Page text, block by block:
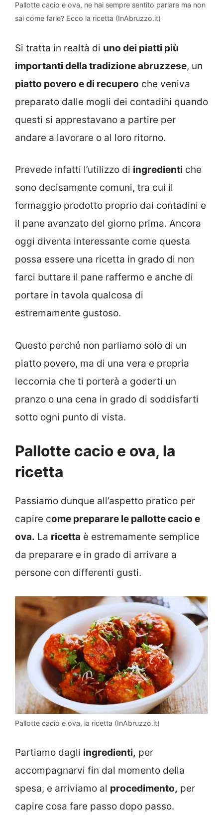
Pallotte cacio e ova, ne hai sempre sentito parlare ma non
sai come farle? Ecco la ricetta (InAbruzzo.it)
Si tratta in realtà di uno dei piatti più
importanti della tradizione abruzzese, un
piatto povero e di recupero che veniva
preparato dalle mogli dei contadini quando
questi si apprestavano a partire per
andare a lavorare o al loro ritorno.
Prevede infatti l’utilizzo di ingredienti che
sono decisamente comuni, tra cui il
formaggio prodotto proprio dai contadini e
il pane avanzato del giorno prima. Ancora
oggi diventa interessante come questa
possa essere una ricetta in grado di non
farci buttare il pane raffermo e anche di
portare in tavola qualcosa di
estremamente gustoso.
Questo perché non parliamo solo di un
piatto povero, ma di una vera e propria
leccornia che ti porterà a goderti un
pranzo o una cena in grado di soddisfarti
sotto ogni punto di vista.
Pallotte cacio e ova, la
ricetta
Passiamo dunque all’aspetto pratico per
capire come preparare le pallotte cacio e
ova. La ricetta è estremamente semplice
da preparare e in grado di arrivare a
persone con differenti gusti.
Pallotte cacio e ova, la ricetta (InAbruzzo.it)
Partiamo dagli ingredienti, per
accompagnarvi fin dal momento della
spesa, e arriviamo al procedimento, per
capire cosa fare passo dopo passo.